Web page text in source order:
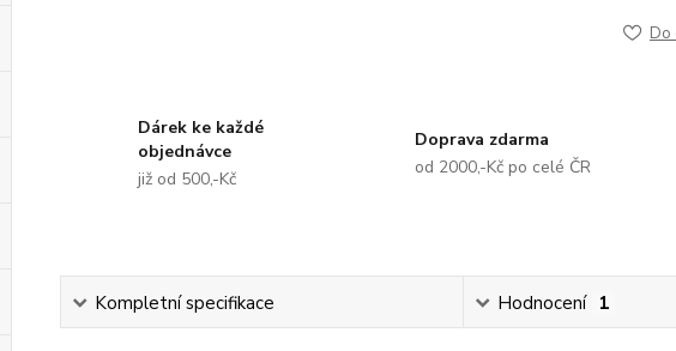
Do
Dárek ke každé
objednávce
již od 500,-Kč
Doprava zdarma
od 2000,-Kč po celé ČR
Kompletní specifikace Hodnocení 1